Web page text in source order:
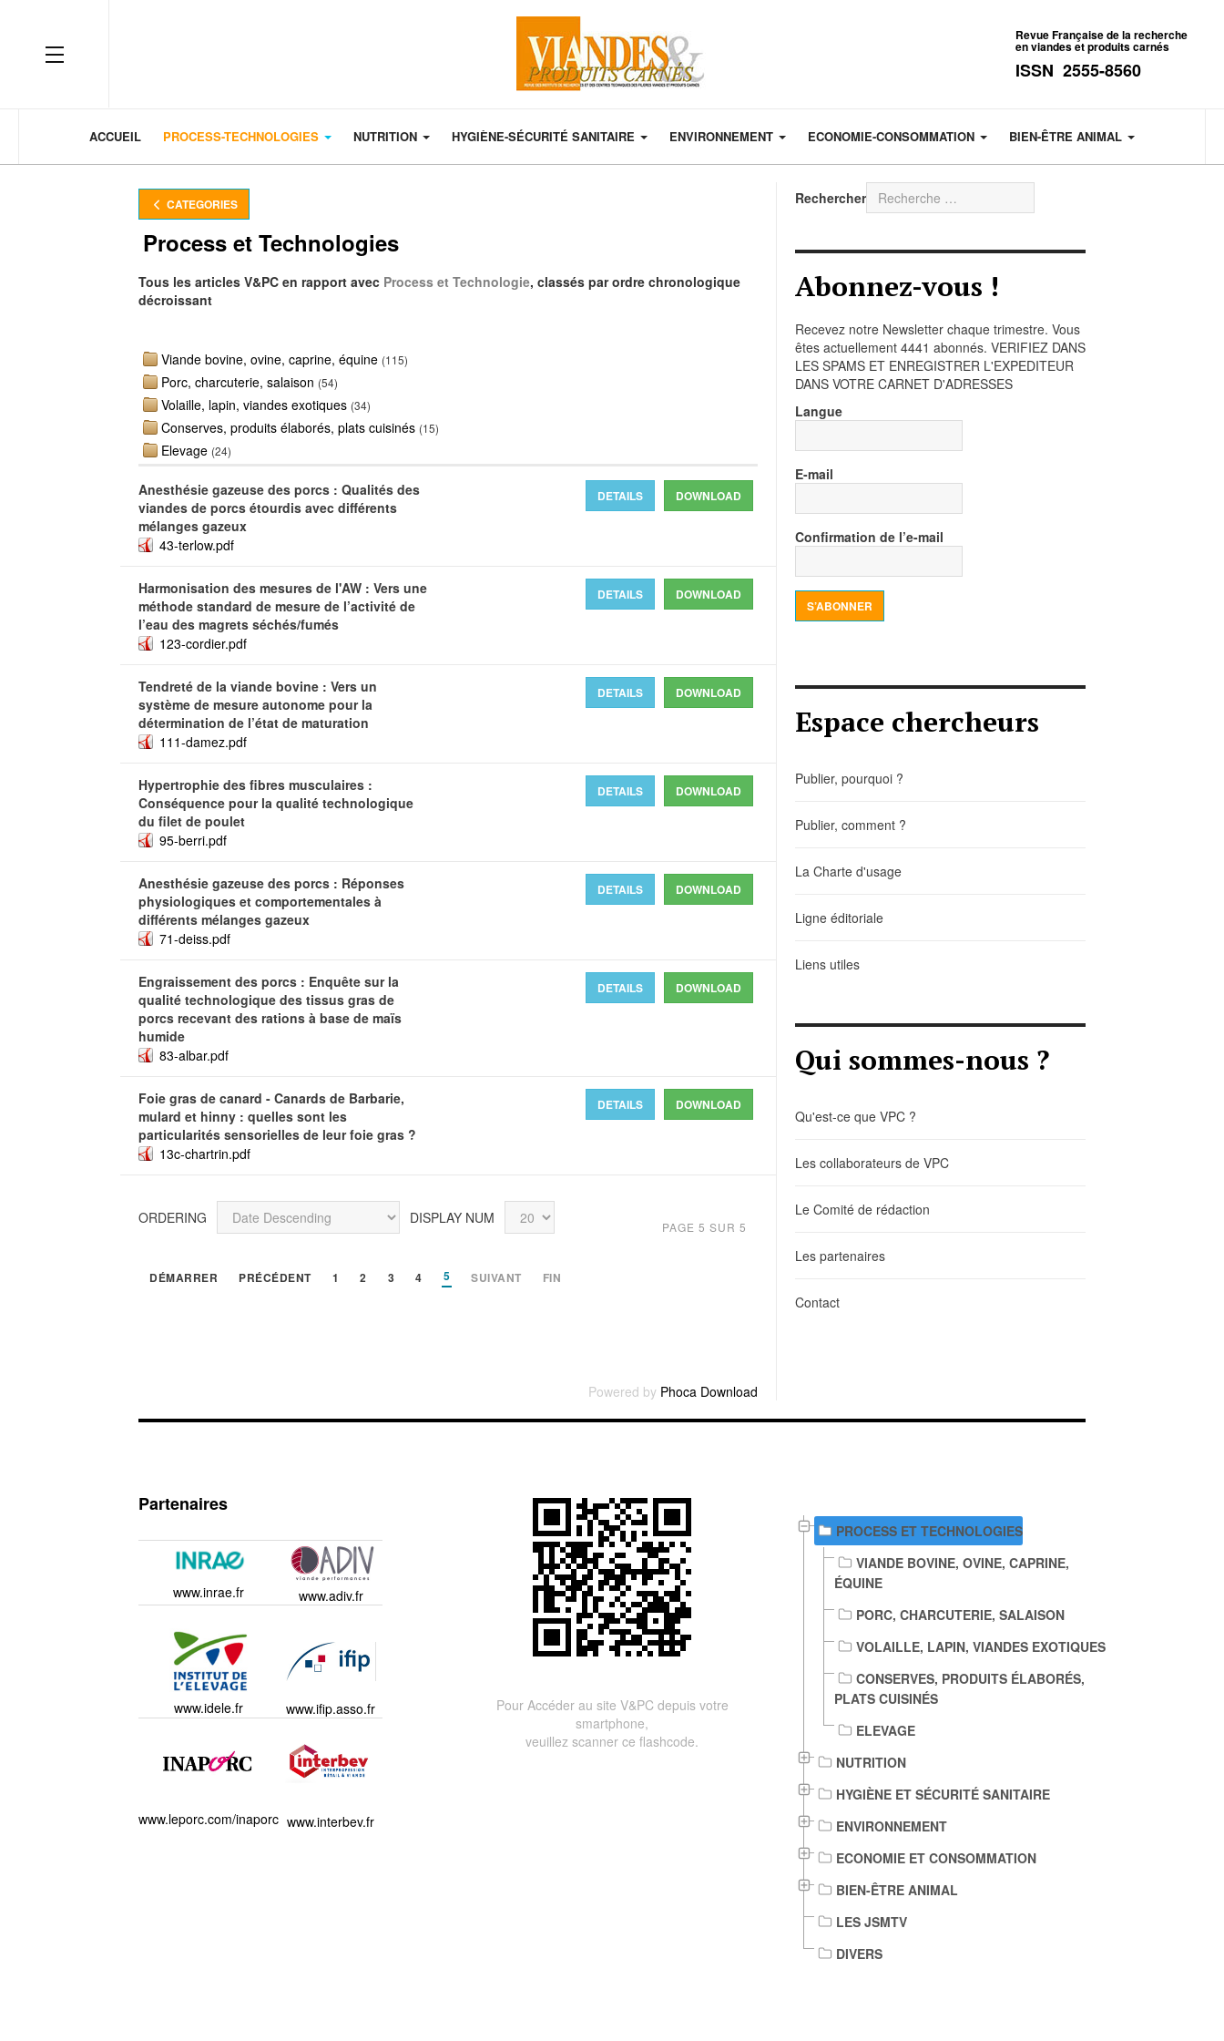
OFF CANVAS
Revue Française de la recherche
en viandes et produits carnés
ISSN 2555-8560
ACCUEIL PROCESS-TECHNOLOGIES NUTRITION HYGIÈNE-SÉCURITÉ SANITAIRE ENVIRONNEMENT ECONOMIE-CONSOMMATION BIEN-ÊTRE ANIMAL
CATEGORIES
Process et Technologies
Tous les articles V&PC en rapport avec Process et Technologie, classés par ordre chronologique
décroissant
Viande bovine, ovine, caprine, équine (115)
Porc, charcuterie, salaison (54)
Volaille, lapin, viandes exotiques (34)
Conserves, produits élaborés, plats cuisinés (15)
Elevage (24)
Anesthésie gazeuse des porcs : Qualités des
viandes de porcs étourdis avec différents
mélanges gazeux
43-terlow.pdf
DOWNLOAD
DETAILS
Harmonisation des mesures de l'AW : Vers une
méthode standard de mesure de l’activité de
l’eau des magrets séchés/fumés
123-cordier.pdf
DOWNLOAD
DETAILS
Tendreté de la viande bovine : Vers un
système de mesure autonome pour la
détermination de l’état de maturation
111-damez.pdf
DOWNLOAD
DETAILS
Hypertrophie des fibres musculaires :
Conséquence pour la qualité technologique
du filet de poulet
95-berri.pdf
DOWNLOAD
DETAILS
Anesthésie gazeuse des porcs : Réponses
physiologiques et comportementales à
différents mélanges gazeux
71-deiss.pdf
DOWNLOAD
DETAILS
Engraissement des porcs : Enquête sur la
qualité technologique des tissus gras de
porcs recevant des rations à base de maïs
humide
83-albar.pdf
DOWNLOAD
DETAILS
Foie gras de canard - Canards de Barbarie,
mulard et hinny : quelles sont les
particularités sensorielles de leur foie gras ?
13c-chartrin.pdf
DOWNLOAD
DETAILS
ORDERING DISPLAY NUM
PAGE 5 SUR 5
DÉMARRER PRÉCÉDENT 1 2 3 4 5 SUIVANT FIN
Powered by Phoca Download
Rechercher
Abonnez-vous !
Recevez notre Newsletter chaque trimestre. Vous
êtes actuellement 4441 abonnés. VERIFIEZ DANS
LES SPAMS ET ENREGISTRER L'EXPEDITEUR
DANS VOTRE CARNET D'ADRESSES
Langue
E-mail
Confirmation de l’e-mail
S’ABONNER
Espace chercheurs
Publier, pourquoi ?
Publier, comment ?
La Charte d'usage
Ligne éditoriale
Liens utiles
Qui sommes-nous ?
Qu'est-ce que VPC ?
Les collaborateurs de VPC
Le Comité de rédaction
Les partenaires
Contact
Partenaires
www.inrae.fr www.adiv.fr
www.idele.fr www.ifip.asso.fr
www.leporc.com/inaporc www.interbev.fr
Pour Accéder au site V&PC depuis votre
smartphone,
veuillez scanner ce flashcode.
PROCESS ET TECHNOLOGIES
VIANDE BOVINE, OVINE, CAPRINE,
ÉQUINE
PORC, CHARCUTERIE, SALAISON
VOLAILLE, LAPIN, VIANDES EXOTIQUES
CONSERVES, PRODUITS ÉLABORÉS,
PLATS CUISINÉS
ELEVAGE
NUTRITION
HYGIÈNE ET SÉCURITÉ SANITAIRE
ENVIRONNEMENT
ECONOMIE ET CONSOMMATION
BIEN-ÊTRE ANIMAL
LES JSMTV
DIVERS